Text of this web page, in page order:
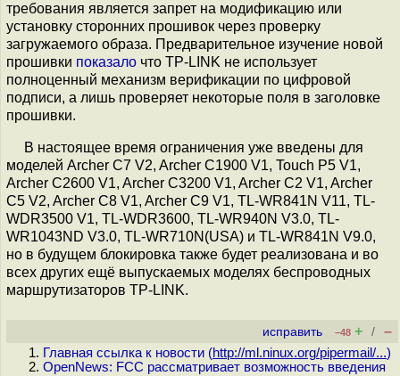
требования является запрет на модификацию или
установку сторонних прошивок через проверку
загружаемого образа. Предварительное изучение новой
прошивки показало что TP-LINK не использует
полноценный механизм верификации по цифровой
подписи, а лишь проверяет некоторые поля в заголовке
прошивки.
В настоящее время ограничения уже введены для
моделей Archer C7 V2, Archer C1900 V1, Touch P5 V1,
Archer C2600 V1, Archer C3200 V1, Archer C2 V1, Archer
C5 V2, Archer C8 V1, Archer C9 V1, TL-WR841N V11, TL-
WDR3500 V1, TL-WDR3600, TL-WR940N V3.0, TL-
WR1043ND V3.0, TL-WR710N(USA) и TL-WR841N V9.0,
но в будущем блокировка также будет реализована и во
всех других ещё выпускаемых моделях беспроводных
маршрутизаторов TP-LINK.
исправить –48 + / –
Главная ссылка к новости (http://ml.ninux.org/pipermail/...)
OpenNews: FCC рассматривает возможность введения